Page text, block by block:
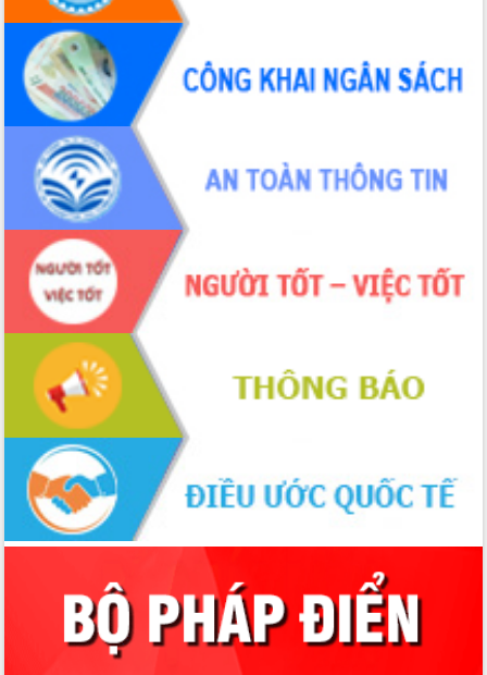
Tập huấn nâng cao năng lực triển khai
chuyển đổi số cho cán bộ, công chức
cấp xã
Đắk Lắk phát động hưởng ứng Ngày
Quyền của người tiêu dùng Việt Nam
2026
Đẩy mạnh cải cách hành chính, quyết
tâm đạt được mục tiêu tăng trưởng
hai con số trong năm 2026
Tổ chức trang trọng Lễ hội Đền thờ
Lương Văn Chánh năm 2026
Phó Bí thư Tỉnh ủy Đắk Lắk Đỗ Hữu
Huy giữ chức Bí thư Đảng ủy Ủy Ban
Nhân dân tỉnh
Bệnh án điện tử thúc đẩy chuyển đổi
số y tế tại Đắk Lắk
Chuyển đổi số thư viện: Mở rộng
không gian tri thức trong thời đại số
Đánh giá, rút kinh nghiệm công tác tổ
chức diễn tập trước ngày bầu cử
Chương trình “Gặp gỡ hữu nghị –
Friendship Meeting New Year 2026”
Bầu cử Quốc hội và HĐND: Cử tri Đắk
Lắk gửi gắm niềm tin, kỳ vọng vào lá
Đắk Lắk sẵn sàng các điều kiện cho
Ngày hội bầu cử đại biểu Quốc hội
khóa XVI và HĐND các cấp nhiệm kỳ